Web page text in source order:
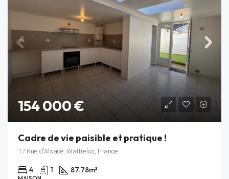
154 000 €
Cadre de vie paisible et pratique !
17 Rue d'Alsace, Wattrelos, France
4 1 87.78m²